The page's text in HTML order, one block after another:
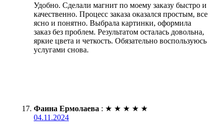
Удобно. Сделали магнит по моему заказу быстро и
качественно. Процесс заказа оказался простым, все
ясно и понятно. Выбрала картинки, оформила
заказ без проблем. Результатом осталась довольна,
яркие цвета и четкость. Обязательно воспользуюсь
услугами снова.
Фаина Ермолаева : ★ ★ ★ ★ ★
04.11.2024